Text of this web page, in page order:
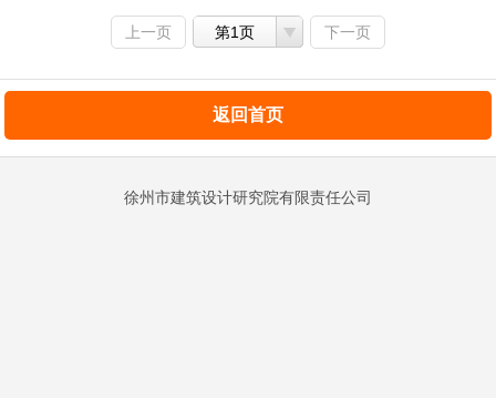
上一页 第1页 下一页
返回首页
徐州市建筑设计研究院有限责任公司